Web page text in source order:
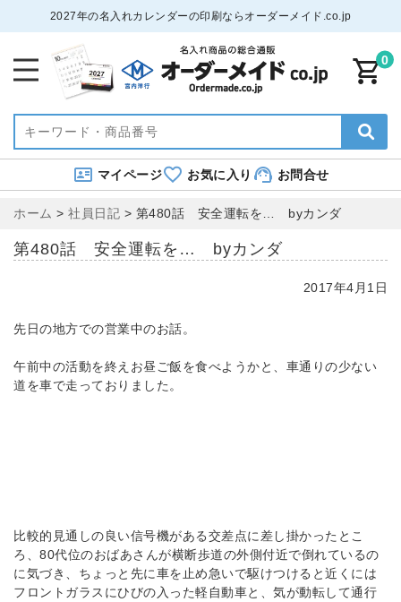
2027年の名入れカレンダーの印刷ならオーダーメイド.co.jp
0
マイページ お気に入り お問合せ
ホーム > 社員日記 > 第480話 安全運転を… byカンダ
第480話 安全運転を… byカンダ
2017年4月1日
先日の地方での営業中のお話。
午前中の活動を終えお昼ご飯を食べようかと、車通りの少ない
道を車で走っておりました。
比較的見通しの良い信号機がある交差点に差し掛かったとこ
ろ、80代位のおばあさんが横断歩道の外側付近で倒れているの
に気づき、ちょっと先に車を止め急いで駆けつけると近くには
フロントガラスにひびの入った軽自動車と、気が動転して通行